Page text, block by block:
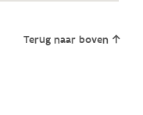
Terug naar boven